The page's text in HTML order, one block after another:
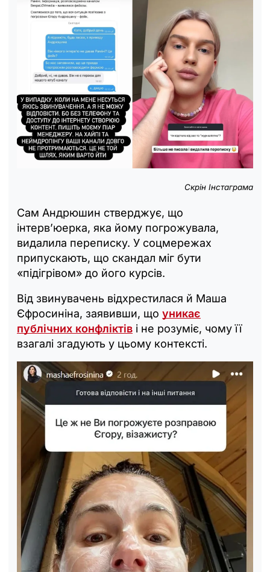
Скрін Інстаграма
Сам Андрюшин стверджує, що
інтерв’юерка, яка йому погрожувала,
видалила переписку. У соцмережах
припускають, що скандал міг бути
«підігрівом» до його курсів.
Від звинувачень відхрестилася й Маша
Єфросиніна, заявивши, що уникає
публічних конфліктів і не розуміє, чому її
взагалі згадують у цьому контексті.